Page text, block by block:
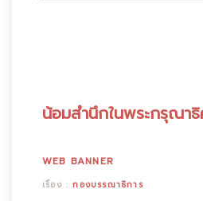
น้อมสำนึกในพระกรุณา
WEB BANNER
เรื่อง :กองบรรณาธิการ